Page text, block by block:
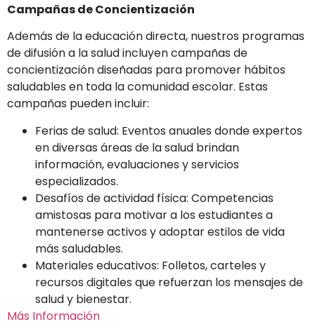
Campañas de Concientización
Además de la educación directa, nuestros programas
de difusión a la salud incluyen campañas de
concientización diseñadas para promover hábitos
saludables en toda la comunidad escolar. Estas
campañas pueden incluir:
Ferias de salud: Eventos anuales donde expertos
en diversas áreas de la salud brindan
información, evaluaciones y servicios
especializados.
Desafíos de actividad física: Competencias
amistosas para motivar a los estudiantes a
mantenerse activos y adoptar estilos de vida
más saludables.
Materiales educativos: Folletos, carteles y
recursos digitales que refuerzan los mensajes de
salud y bienestar.
Más Información